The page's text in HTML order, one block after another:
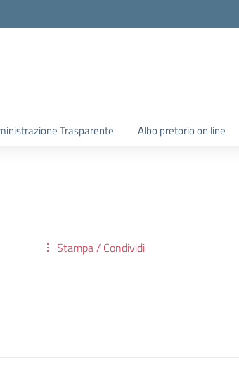
Trasparente Albo pretorio on line
Stampa / Condividi